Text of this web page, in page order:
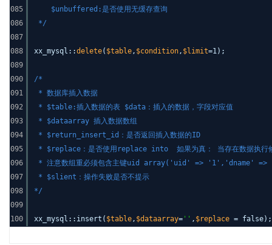
085
086
087
088
089
090
091
092
093
094
095
096
097
098
099
100
$unbuffered:是否使用无缓存查询
*/
xx_mysql::delete( $table, $condition, $limit=1);
/*
* 数据库插入数据
* $table:插入数据的表 $data：插入的数据，字段对应值
* $dataarray 插入数据数组
* $return_insert_id：是否返回插入数据的ID
* $replace：是否使用replace into 如果为真： 当存在数据执行修
* 注意数组重必须包含主键uid array('uid' => '1','dname'
* $slient：操作失败是否不提示
*/
xx_mysql::insert( $table, $dataarray= '' , $replace = false);